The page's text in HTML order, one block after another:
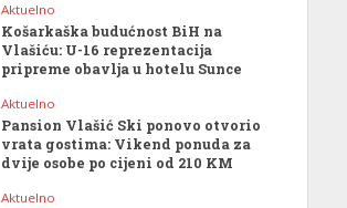
Aktuelno
Košarkaška budućnost BiH na
Vlašiću: U-16 reprezentacija
pripreme obavlja u hotelu Sunce
Aktuelno
Pansion Vlašić Ski ponovo otvorio
vrata gostima: Vikend ponuda za
dvije osobe po cijeni od 210 KM
Aktuelno